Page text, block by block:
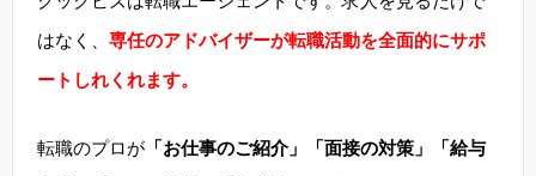
はなく、 専任のアドバイザーが転職活動を全面的にサポ
ートしれくれます。
転職のプロが 「お仕事のご紹介」「面接の対策」「給与